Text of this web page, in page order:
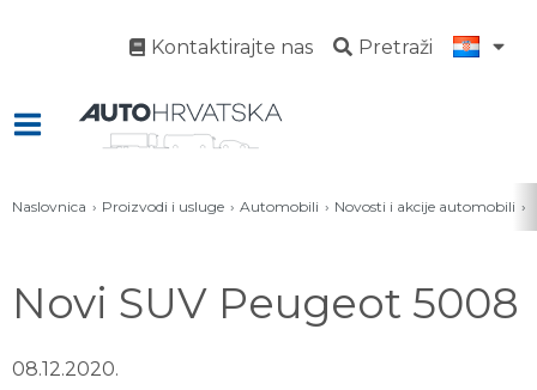
Kontaktirajte nas Pretraži
Naslovnica Proizvodi i usluge Automobili Novosti i akcije automobili
Novi SUV Peugeot 5008
08.12.2020.